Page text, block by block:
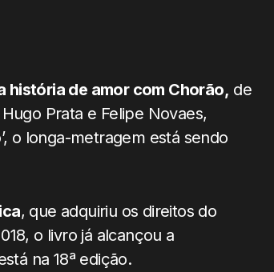
história de amor com Chorão, de
Prata e Felipe Novaes,
o longa-metragem está sendo
, que adquiriu os direitos do
o livro já alcançou a
na 18ª edição.